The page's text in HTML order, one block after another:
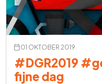
01 OKTOBER 2019
#DGR2019
fijne dag